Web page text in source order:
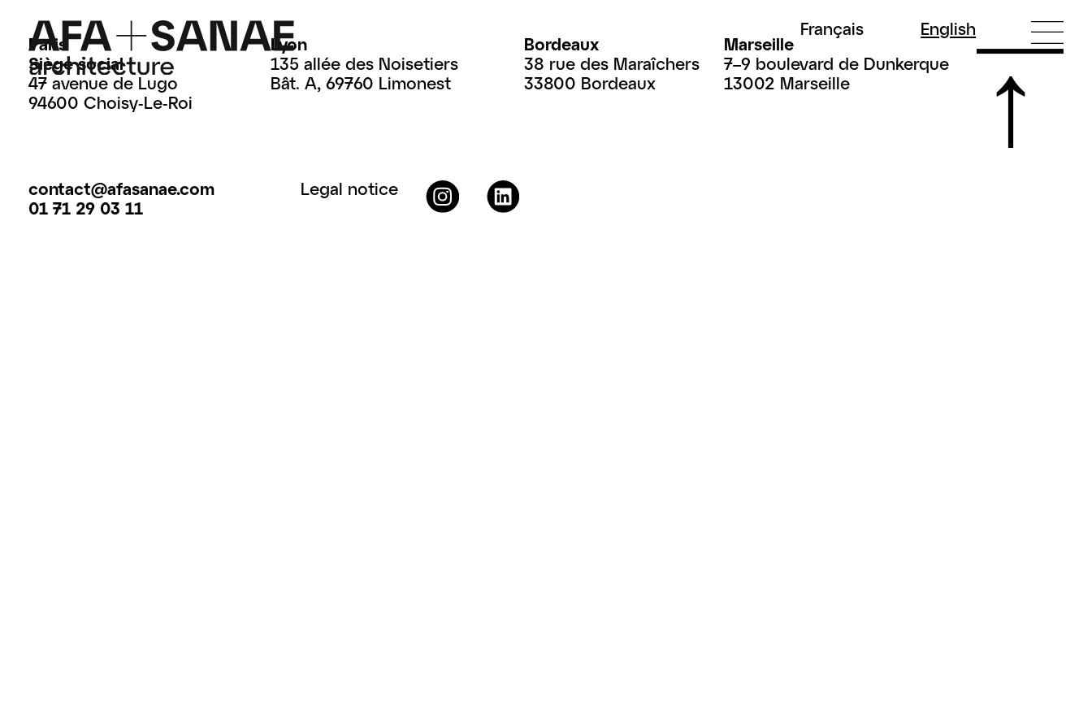
Français English
Paris
Siège social
47 avenue de Lugo
94600 Choisy-Le-Roi
Lyon
135 allée des Noisetiers
Bât. A, 69760 Limonest
Bordeaux
38 rue des Maraîchers
33800 Bordeaux
Marseille
7–9 boulevard de Dunkerque
13002 Marseille
contact@afasanae.com
01 71 29 03 11
Legal notice